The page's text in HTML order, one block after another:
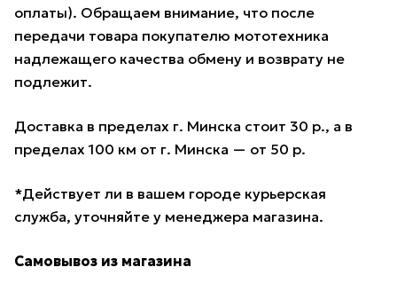
оплаты). Обращаем внимание, что после
передачи товара покупателю мототехника
надлежащего качества обмену и возврату не
подлежит.
Доставка в пределах г. Минска стоит 30 р., а в
пределах 100 км от г. Минска — от 50 р.
*Действует ли в вашем городе курьерская
служба, уточняйте у менеджера магазина.
Самовывоз из магазина